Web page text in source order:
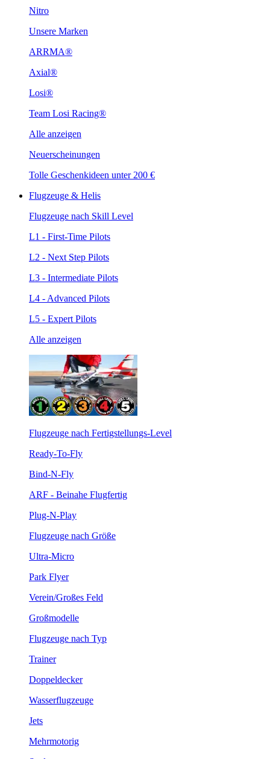
Nitro
Unsere Marken
ARRMA®
Axial®
Losi®
Team Losi Racing®
Alle anzeigen
Neuerscheinungen
Tolle Geschenkideen unter 200 €
Flugzeuge & Helis
Flugzeuge nach Skill Level
L1 - First-Time Pilots
L2 - Next Step Pilots
L3 - Intermediate Pilots
L4 - Advanced Pilots
L5 - Expert Pilots
Alle anzeigen
Flugzeuge nach Fertigstellungs-Level
Ready-To-Fly
Bind-N-Fly
ARF - Beinahe Flugfertig
Plug-N-Play
Flugzeuge nach Größe
Ultra-Micro
Park Flyer
Verein/Großes Feld
Großmodelle
Flugzeuge nach Typ
Trainer
Doppeldecker
Wasserflugzeuge
Jets
Mehrmotorig